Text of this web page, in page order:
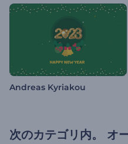
Andreas Kyriakou
次のカテゴリ内。 オ